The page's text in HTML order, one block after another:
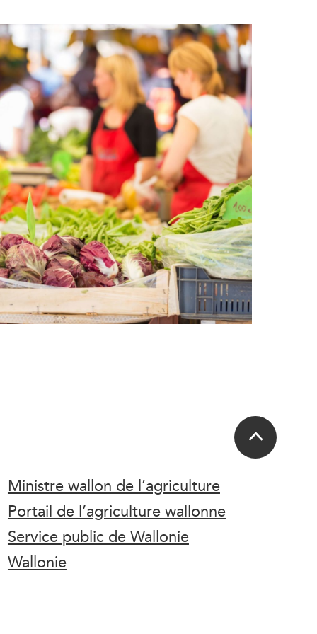
Ministre wallon de l’agriculture
Portail de l’agriculture wallonne
Service public de Wallonie
Wallonie